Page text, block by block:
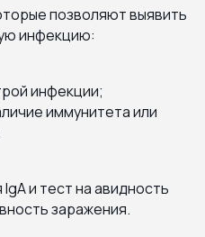
позволяют выявить
инфекцию:
инфекции;
иммунитета или
и тест на авидность
заражения.